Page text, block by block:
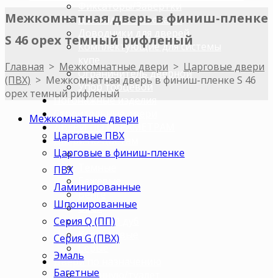
Цилиндры с ключами
Доводчики для дверей
Комплектующие для системы
Ограничитель дверной
Упор торцевой
Погонажные изделия
Строительные двери
ДВЕРИ ПО ПАРАМЕТРАМ
Двери по цветам
Светлые
Венге
Орех
Беленый дуб
Коричневые
Серые
Двери по назначению
В ванную/туалет
Межкомнатная дверь в финиш-пленке
S 46 орех темный рифленый
Главная > Межкомнатные двери > Царговые двери
(ПВХ) > Межкомнатная дверь в финиш-пленке S 46
орех темный рифленый
Межкомнатные двери
Царговые ПВХ
Царговые в финиш-пленке
ПВХ
Ламинированные
Шпонированные
Серия Q (ПП)
Серия G (ПВХ)
Эмаль
Багетные